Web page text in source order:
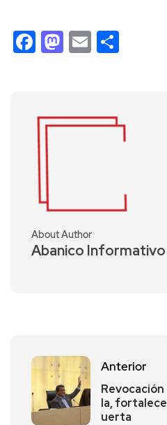
Facebook
Mastodon
Email
About Author
Abanico Informativo
Anterior
la,
uerta